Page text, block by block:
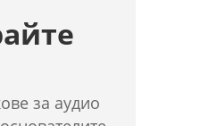
за аудио